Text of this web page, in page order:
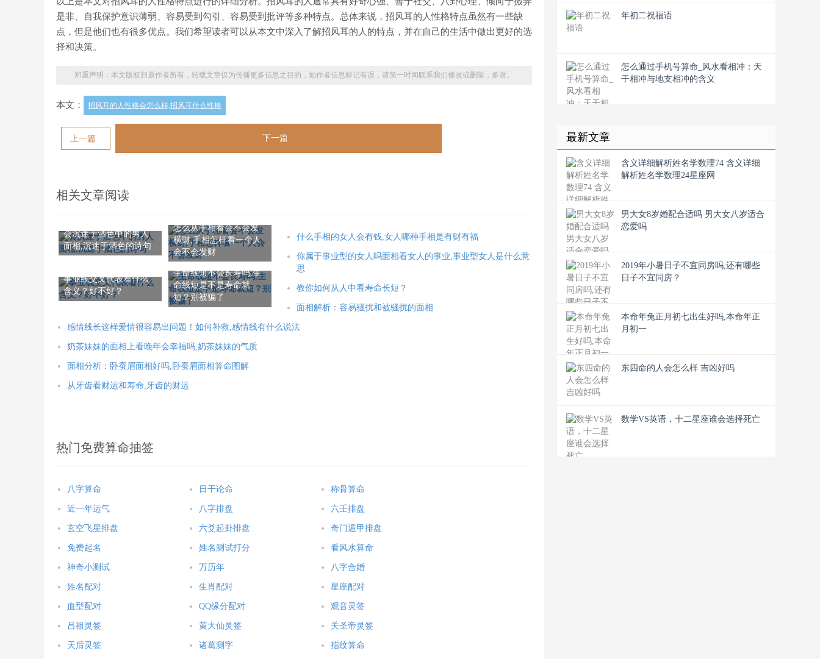
是非、自我保护意识薄弱、容易受到勾引、容易受到批评等多种特点。总体来说，招风耳的人性格特点虽然有一些缺
点，但是他们也有很多优点。我们希望读者可以从本文中深入了解招风耳的人的特点，并在自己的生活中做出更好的选
择和决策。
郑重声明：本文版权归原作者所有，转载文章仅为传播更多信息之目的，如作者信息标记有误，请第一时间联系我们修改或删除，多谢。
本文： 招风耳的人性格会怎么样,招风耳什么性格
上一篇 下一篇
相关文章阅读
会沉迷于酒色中的男人
面相,沉迷于酒色的诗句
怎么从手相看会不会发
横财,手相怎样看一个人
会不会发财
事业线交叉代表着什么
含义？好不好？
生命线短不会长寿吗,生
命线短是不是寿命就
短？别被骗了
什么手相的女人会有钱,女人哪种手相是有财有福
你属于事业型的女人吗面相看女人的事业,事业型女人是什么意
思
教你如何从人中看寿命长短？
面相解析：容易骚扰和被骚扰的面相
感情线长这样爱情很容易出问题！如何补救,感情线有什么说法
奶茶妹妹的面相上看晚年会幸福吗,奶茶妹妹的气质
面相分析：卧蚕眉面相好吗,卧蚕眉面相算命图解
从牙齿看财运和寿命,牙齿的财运
热门免费算命抽签
八字算命 日干论命 称骨算命
近一年运气 八字排盘 六壬排盘
玄空飞星排盘 六爻起卦排盘 奇门遁甲排盘
免费起名 姓名测试打分 看风水算命
神奇小测试 万历年 八字合婚
姓名配对 生肖配对 星座配对
血型配对 QQ缘分配对 观音灵签
吕祖灵签 黄大仙灵签 关圣帝灵签
天后灵签 诸葛测字 指纹算命
年初二祝福语
怎么通过手机号算命_风水看相冲：天
干相冲与地支相冲的含义
最新文章
含义详细解析姓名学数理74 含义详细
解析姓名学数理24星座网
男大女8岁婚配合适吗 男大女八岁适合
恋爱吗
2019年小暑日子不宜同房吗,还有哪些
日子不宜同房？
本命年兔正月初七出生好吗,本命年正
月初一
东四命的人会怎么样 吉凶好吗
数学VS英语，十二星座谁会选择死亡